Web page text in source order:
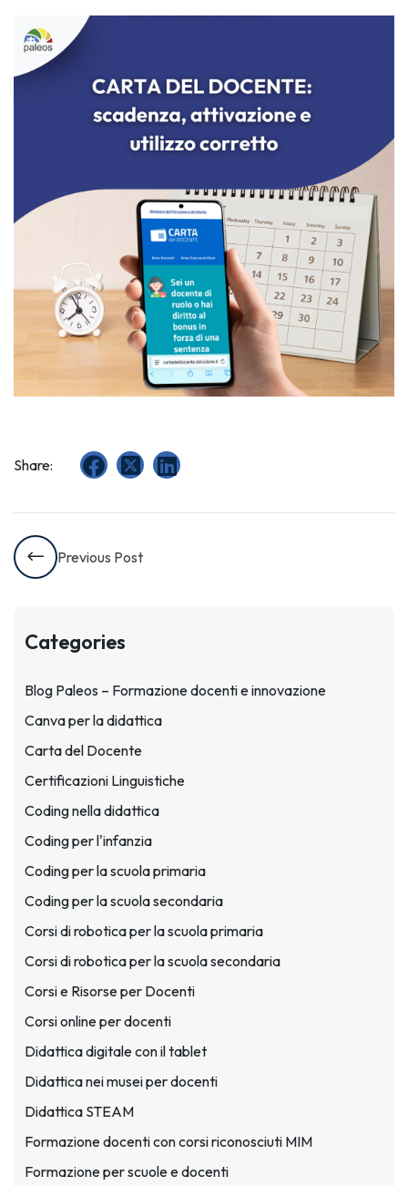
Share:
Previous Post
Categories
Blog Paleos – Formazione docenti e innovazione
Canva per la didattica
Carta del Docente
Certificazioni Linguistiche
Coding nella didattica
Coding per l'infanzia
Coding per la scuola primaria
Coding per la scuola secondaria
Corsi di robotica per la scuola primaria
Corsi di robotica per la scuola secondaria
Corsi e Risorse per Docenti
Corsi online per docenti
Didattica digitale con il tablet
Didattica nei musei per docenti
Didattica STEAM
Formazione docenti con corsi riconosciuti MIM
Formazione per scuole e docenti